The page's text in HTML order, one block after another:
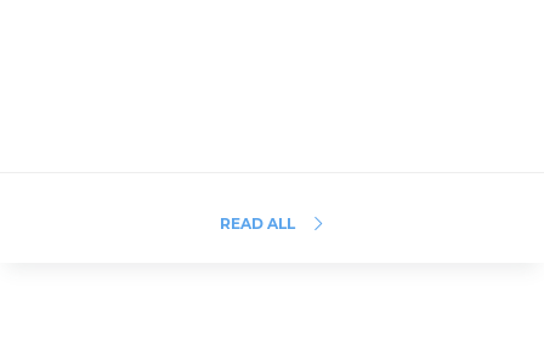
READ ALL